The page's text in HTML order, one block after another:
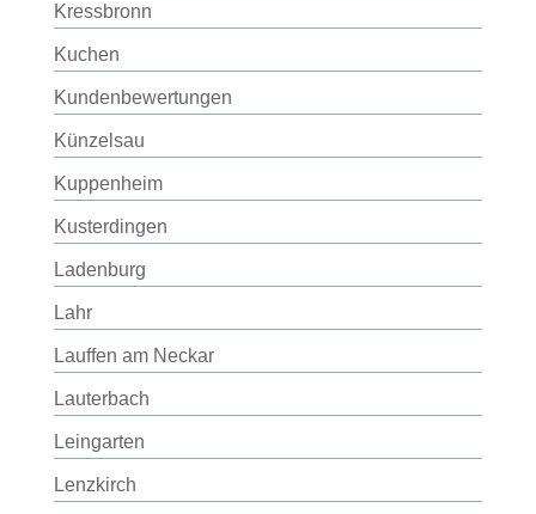
Kressbronn
Kuchen
Kundenbewertungen
Künzelsau
Kuppenheim
Kusterdingen
Ladenburg
Lahr
Lauffen am Neckar
Lauterbach
Leingarten
Lenzkirch